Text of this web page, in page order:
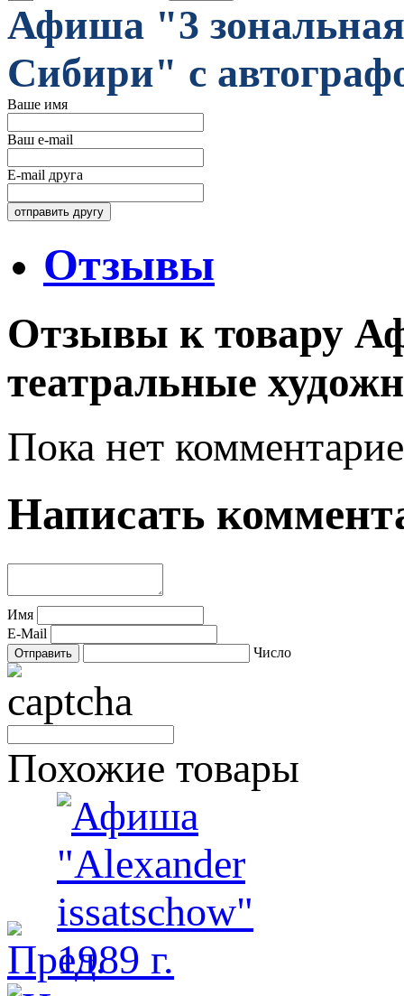
Афиша "3
Сибири" с
Ваше имя
Ваш e-mail
E-mail друга
Отзывы
Отзывы к товару
театральные
Пока нет
Написать
Имя
E-Mail
Число
Похожие товары